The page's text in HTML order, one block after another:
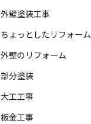
外壁塗装工事
ちょっとしたリフォーム
外壁のリフォーム
部分塗装
大工工事
板金工事